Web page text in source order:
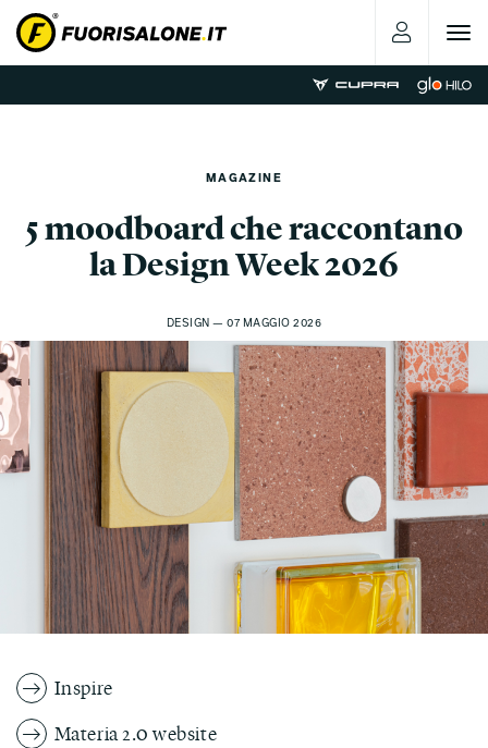
Toggle
MAGAZINE
5 moodboard che raccontano
la Design Week 2026
DESIGN — 07 MAGGIO 2026
Inspire
Materia 2.0 website